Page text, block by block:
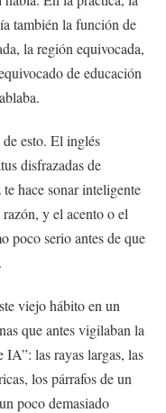
también la función de
la región equivocada,
de educación
esto. El inglés
disfrazadas de
hace sonar inteligente
y el acento o el
poco serio antes de que
viejo hábito en un
que antes vigilaban la
las rayas largas, las
los párrafos de un
poco demasiado